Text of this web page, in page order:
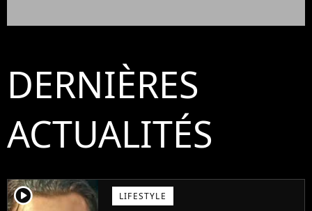
DERNIÈRES
ACTUALITÉS
player2 LIFESTYLE